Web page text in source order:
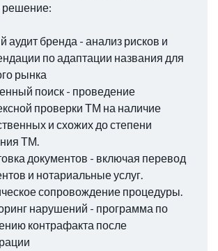
решение:
аудит бренда - анализ рисков и
по адаптации названия для
рынка
поиск - проведение
проверки ТМ на наличие
и схожих до степени
ТМ.
документов - включая перевод
и нотариальные услуг.
сопровождение процедуры.
нарушений - программа по
контрафакта после